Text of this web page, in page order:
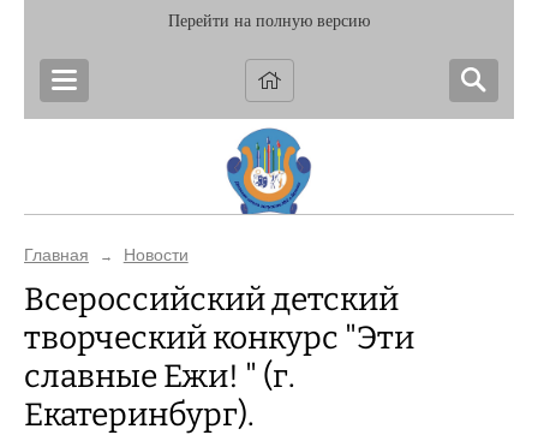
Перейти на полную версию
Главная → Новости
Всероссийский детский
творческий конкурс "Эти
славные Ежи! " (г.
Екатеринбург).